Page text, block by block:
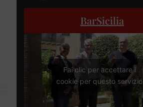
BarSicilia
Fai clic per accettare i
cookie per questo servizio